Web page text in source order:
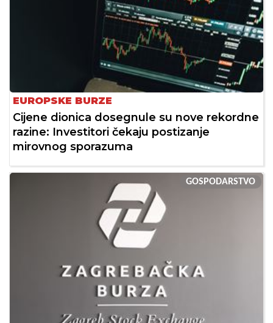
EUROPSKE BURZE
Cijene dionica dosegnule su nove rekordne
razine: Investitori čekaju postizanje
mirovnog sporazuma
GOSPODARSTVO